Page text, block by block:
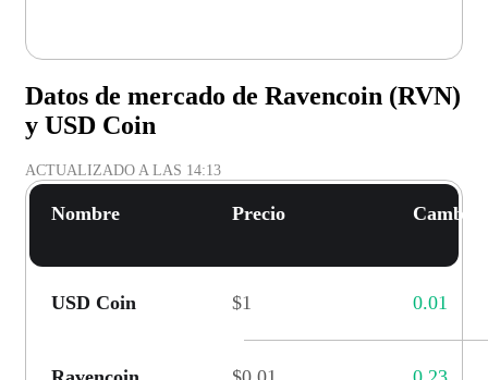
Datos de mercado de Ravencoin (RVN)
y USD Coin
ACTUALIZADO A LAS 14:13
Nombre Precio Cambio
USD Coin $1 0.01